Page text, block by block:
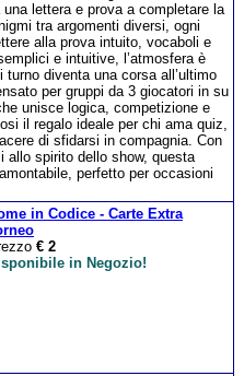
lettera e prova a completare la
tra argomenti diversi, ogni
alla prova intuito, vocaboli e
e intuitive, l’atmosfera è
diventa una corsa all’ultimo
per gruppi da 3 giocatori in su
unisce logica, competizione e
il regalo ideale per chi ama quiz,
di sfidarsi in compagnia. Con
allo spirito dello show, questa
perfetto per occasioni
in Codice - Carte Extra
€ 2
in Negozio!